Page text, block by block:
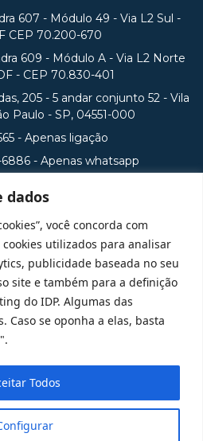
dados
você concorda com
utilizados para analisar
publicidade baseada no seu
site e também para a definição
do IDP. Algumas das
Caso se oponha a elas, basta
Todos
607 - Módulo 49 - Via L2 Sul -
CEP 70.200-670
609 - Módulo A - Via L2 Norte
- CEP 70.830-401
205 - 5 andar conjunto 52 - Vila
Paulo - SP, 04551-000
- Apenas ligação
6886 - Apenas whatsapp
cadastro da Instituição no Sistema e-
MEC